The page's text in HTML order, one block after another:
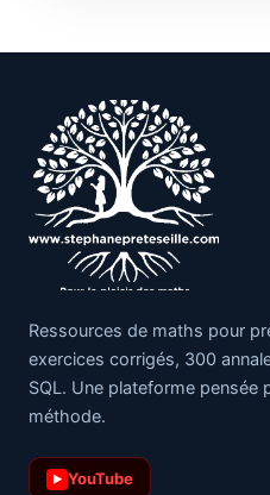
Ressources de maths pour
exercices corrigés, 300
SQL. Une plateforme pensée
méthode.
▶ YouTube